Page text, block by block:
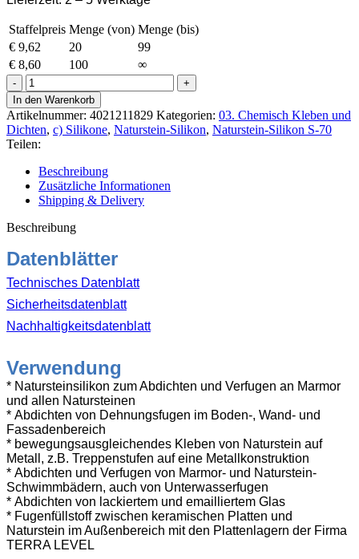
Staffelpreis Menge (von) Menge (bis)
€ 9,62 20
99
€ 8,60 100
∞
Ottoseal
S-
70
Naturstein-
Silikon
310ml
Matt-
Manhatten
C1282
Menge
In den Warenkorb
Artikelnummer: 4021211829 Kategorien: 03. Chemisch Kleben und
Dichten, c) Silikone, Naturstein-Silikon, Naturstein-Silikon S-70
Teilen:
Beschreibung
Zusätzliche Informationen
Shipping & Delivery
Beschreibung
Datenblätter
Technisches Datenblatt
Sicherheitsdatenblatt
Nachhaltigkeitsdatenblatt
Verwendung
* Natursteinsilikon zum Abdichten und Verfugen an Marmor
und allen Natursteinen
* Abdichten von Dehnungsfugen im Boden-, Wand- und
Fassadenbereich
* bewegungsausgleichendes Kleben von Naturstein auf
Metall , z.B. Treppenstufen auf eine Metallkonstruktion
* Abdichten und Verfugen von Marmor- und Naturstein-
Schwimmbädern, auch von Unterwasserfugen
* Abdichten von lackiertem und emailliertem Glas
* Fugenfüllstoff zwischen keramischen Platten und
Naturstein im Außenbereich mit den Plattenlagern der Firma
TERRA LEVEL